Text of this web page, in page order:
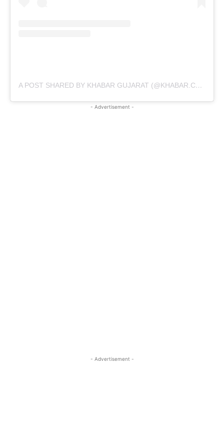
A POST SHARED BY KHABAR GUJARAT (@KHABAR.COMMUNICATION)
- Advertisement -
- Advertisement -